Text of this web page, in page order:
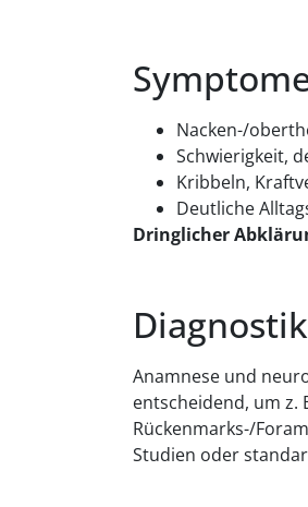
Nacken-/
Schwierigkeit,
Kribbeln,
Deutliche
Dringlicher
Anamnese und
entscheidend, um z.
Rückenmarks-/
Studien oder